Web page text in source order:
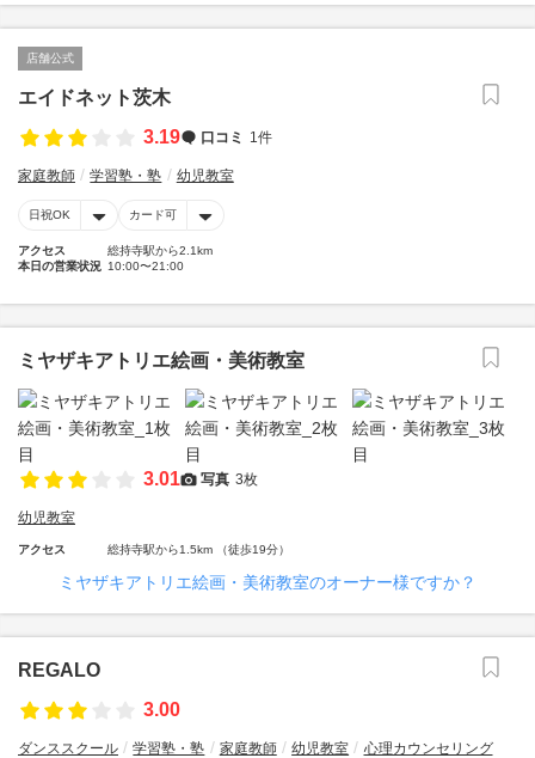
店舗公式
エイドネット茨木
3.19
口コミ 1件
家庭教師 学習塾・塾 幼児教室
日祝OK カード可
アクセス
総持寺駅から2.1km
本日の営業状況 10:00〜21:00
ミヤザキアトリエ絵画・美術教室
3.01 写真 3枚
幼児教室
アクセス 総持寺駅から1.5km （徒歩19分）
ミヤザキアトリエ絵画・美術教室のオーナー様ですか？
REGALO
3.00
ダンススクール 学習塾・塾 家庭教師 幼児教室 心理カウンセリング